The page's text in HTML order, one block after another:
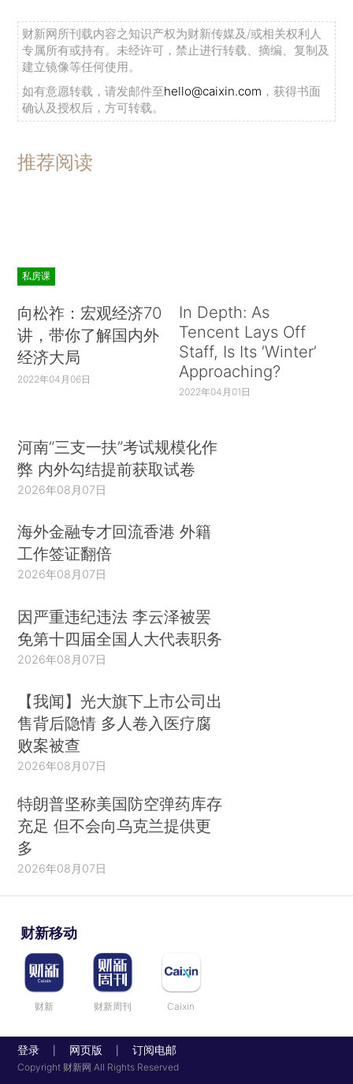
财新网所刊载内容之知识产权为财新传媒及/或相关权利人
专属所有或持有。未经许可，禁止进行转载、摘编、复制及
建立镜像等任何使用。
如有意愿转载，请发邮件至hello@caixin.com ，获得书面
确认及授权后，方可转载。
推荐阅读
私房课
向松祚：宏观经济70
讲，带你了解国内外
经济大局
2022年04月06日
In Depth: As
Tencent Lays Off
Staff, Is Its ‘Winter’
Approaching?
2022年04月01日
河南“三支一扶”考试规模化作
弊 内外勾结提前获取试卷
2026年08月07日
海外金融专才回流香港 外籍
工作签证翻倍
2026年08月07日
因严重违纪违法 李云泽被罢
免第十四届全国人大代表职务
2026年08月07日
【我闻】光大旗下上市公司出
售背后隐情 多人卷入医疗腐
败案被查
2026年08月07日
特朗普坚称美国防空弹药库存
充足 但不会向乌克兰提供更
多
2026年08月07日
财新移动
财新 财新周刊 Caixin
登录 网页版 订阅电邮
Copyright 财新网 All Rights Reserved